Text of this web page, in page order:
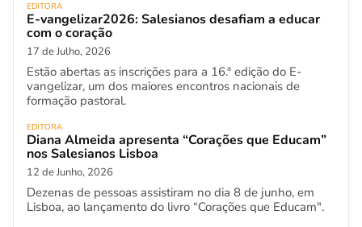
EDITORA
E-vangelizar2026: Salesianos desafiam a educar
com o coração
17 de Julho, 2026
Estão abertas as inscrições para a 16.ª edição do E-
vangelizar, um dos maiores encontros nacionais de
formação pastoral.
EDITORA
Diana Almeida apresenta “Corações que Educam”
nos Salesianos Lisboa
12 de Junho, 2026
Dezenas de pessoas assistiram no dia 8 de junho, em
Lisboa, ao lançamento do livro “Corações que Educam".